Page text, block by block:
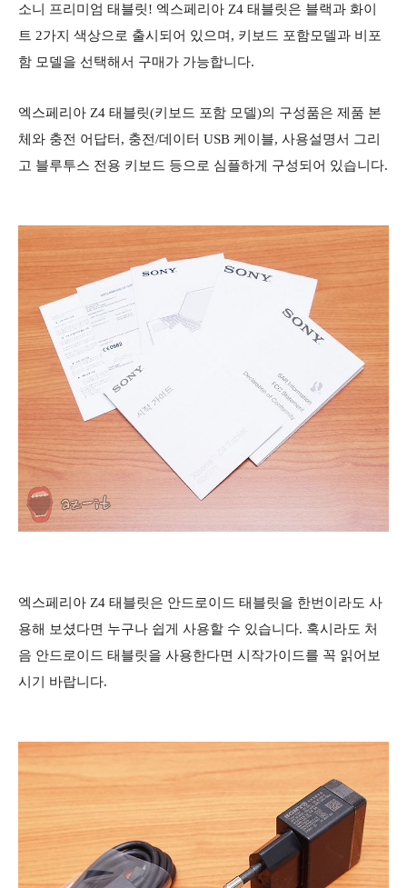
소니 프리미엄 태블릿! 엑스페리아 Z4 태블릿은 블랙과 화이
트 2가지 색상으로 출시되어 있으며, 키보드 포함모델과 비포
함 모델을 선택해서 구매가 가능합니다.
엑스페리아 Z4 태블릿(키보드 포함 모델)의 구성품은 제품 본
체와 충전 어답터, 충전/데이터 USB 케이블, 사용설명서 그리
고 블루투스 전용 키보드 등으로 심플하게 구성되어 있습니다.
엑스페리아 Z4 태블릿은 안드로이드 태블릿을 한번이라도 사
용해 보셨다면 누구나 쉽게 사용할 수 있습니다. 혹시라도 처
음 안드로이드 태블릿을 사용한다면 시작가이드를 꼭 읽어보
시기 바랍니다.